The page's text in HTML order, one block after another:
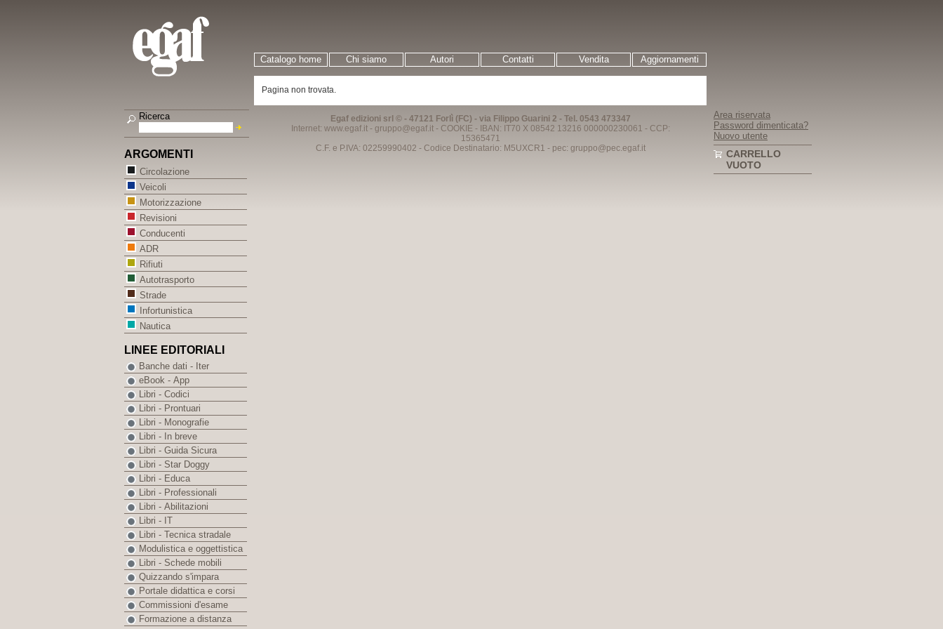
Catalogo home Chi siamo Autori Contatti Vendita Aggiornamenti
Pagina non trovata.
Egaf edizioni srl © - 47121 Forlì (FC) - via Filippo Guarini 2 - Tel. 0543 473347
Internet: www.egaf.it - gruppo@egaf.it- COOKIE- IBAN: IT70 X 08542 13216 000000230061 - CCP:
15365471
C.F. e P.IVA: 02259990402 - Codice Destinatario: M5UXCR1 - pec: gruppo@pec.egaf.it
Ricerca
ARGOMENTI
Circolazione
Veicoli
Motorizzazione
Revisioni
Conducenti
ADR
Rifiuti
Autotrasporto
Strade
Infortunistica
Nautica
LINEE EDITORIALI
Banche dati - Iter
eBook - App
Libri - Codici
Libri - Prontuari
Libri - Monografie
Libri - In breve
Libri - Guida Sicura
Libri - Star Doggy
Libri - Educa
Libri - Professionali
Libri - Abilitazioni
Libri - IT
Libri - Tecnica stradale
Modulistica e oggettistica
Libri - Schede mobili
Quizzando s'impara
Portale didattica e corsi
Commissioni d'esame
Formazione a distanza
Area riservata
Password dimenticata?
Nuovo utente
CARRELLO
VUOTO